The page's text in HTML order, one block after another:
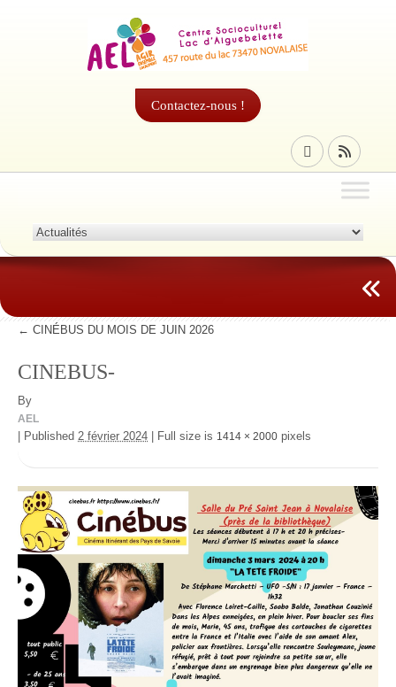
Contactez-nous !
← CINÉBUS DU MOIS DE JUIN 2026
CINEBUS-
By
AEL
Published 2 février 2024 Full size is 1414 × 2000 pixels